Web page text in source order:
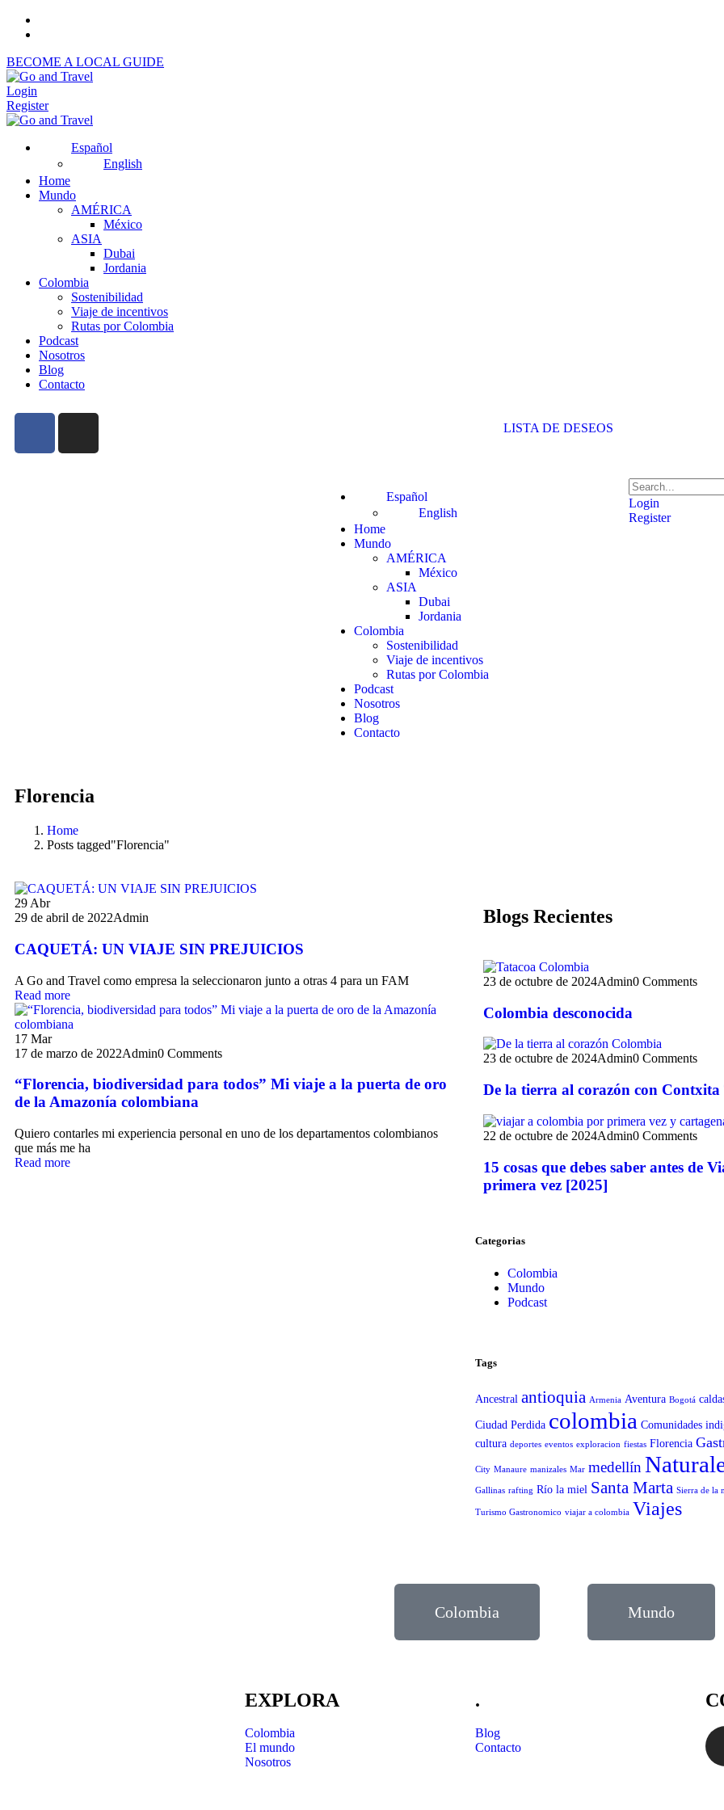
BECOME A LOCAL GUIDE
Login
Register
Español
English
Home
Mundo
AMÉRICA
México
ASIA
Dubai
Jordania
Colombia
Sostenibilidad
Viaje de incentivos
Rutas por Colombia
Podcast
Nosotros
Blog
Contacto
LISTA DE DESEOS
Español
English
Home
Mundo
AMÉRICA
México
ASIA
Dubai
Jordania
Colombia
Sostenibilidad
Viaje de incentivos
Rutas por Colombia
Podcast
Nosotros
Blog
Contacto
Login
Register
Florencia
Home
Posts tagged"Florencia"
29 Abr
29 de abril de 2022Admin
CAQUETÁ: UN VIAJE SIN PREJUICIOS
A Go and Travel como empresa la seleccionaron junto a otras 4 para un FAM
Read more
17 Mar
17 de marzo de 2022Admin0 Comments
“Florencia, biodiversidad para todos” Mi viaje a la puerta de oro
de la Amazonía colombiana
Quiero contarles mi experiencia personal en uno de los departamentos colombianos
que más me ha
Read more
Blogs Recientes
23 de octubre de 2024Admin0 Comments
Colombia desconocida
23 de octubre de 2024Admin0 Comments
De la tierra al corazón con
22 de octubre de 2024Admin0 Comments
15 cosas que debes saber antes de
primera vez [2025]
Categorias
Colombia
Mundo
Podcast
Tags
Ancestral antioquia Armenia Aventura Bogotá
Ciudad Perdida colombia Comunidades
cultura deportes eventos exploracion fiestas Florencia
City Manaure manizales Mar medellín
Gallinas rafting Río la miel Santa Marta Sierra de la
Turismo Gastronomico viajar a colombia Viajes
Colombia Mundo
EXPLORA
Colombia
El mundo
Nosotros
.
Blog
Contacto